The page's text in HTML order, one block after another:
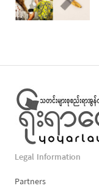
Legal Information
Partners